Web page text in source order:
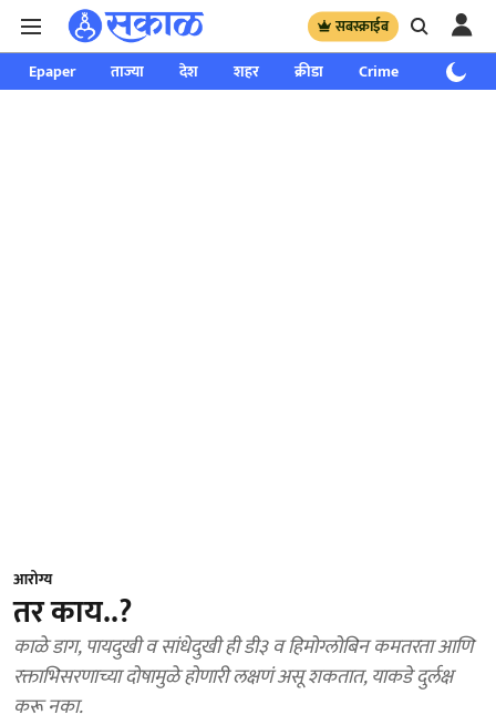
सबस्क्राईब
Epaper ताज्या देश शहर क्रीडा Crime साप्ताहिक
आरोग्य
तर काय..?
काळे डाग, पायदुखी व सांधेदुखी ही डी३ व हिमोग्लोबिन कमतरता आणि
रक्ताभिसरणाच्या दोषामुळे होणारी लक्षणं असू शकतात, याकडे दुर्लक्ष
करू नका.